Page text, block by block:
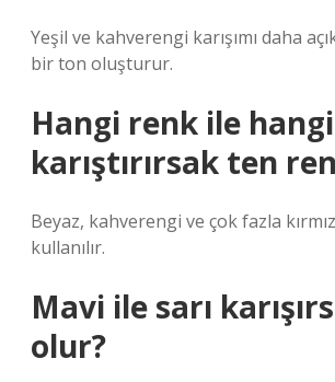
Yeşil ve kahverengi karışımı daha
bir ton oluşturur.
Hangi renk ile
karıştırırsak ten
Beyaz, kahverengi ve çok fazla
kullanılır.
Mavi ile sarı
olur?